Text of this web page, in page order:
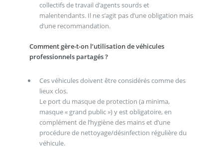
collectifs de travail d’agents sourds et
malentendants. Il ne s’agit pas d’une obligation mais
d’une recommandation.
Comment gère-t-on l’utilisation de véhicules
professionnels partagés ?
Ces véhicules doivent être considérés comme des
lieux clos.
Le port du masque de protection (a minima,
masque « grand public ») y est obligatoire, en
complément de l’hygiène des mains et d’une
procédure de nettoyage/désinfection régulière du
véhicule.